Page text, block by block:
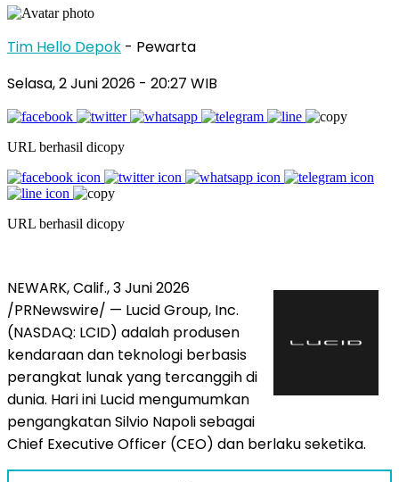
Tim Hello Depok - Pewarta
Selasa, 2 Juni 2026 - 20:27 WIB
URL berhasil dicopy
URL berhasil dicopy
NEWARK, Calif.,3 Juni 2026
/PRNewswire/ — Lucid Group, Inc.
(NASDAQ: LCID) adalah produsen
kendaraan dan teknologi berbasis
perangkat lunak yang tercanggih di
dunia. Hari ini Lucid mengumumkan
pengangkatan Silvio Napoli sebagai
Chief Executive Officer (CEO) dan berlaku seketika.